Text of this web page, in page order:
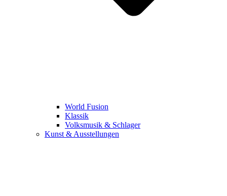
World Fusion
Klassik
Volksmusik & Schlager
Kunst & Ausstellungen